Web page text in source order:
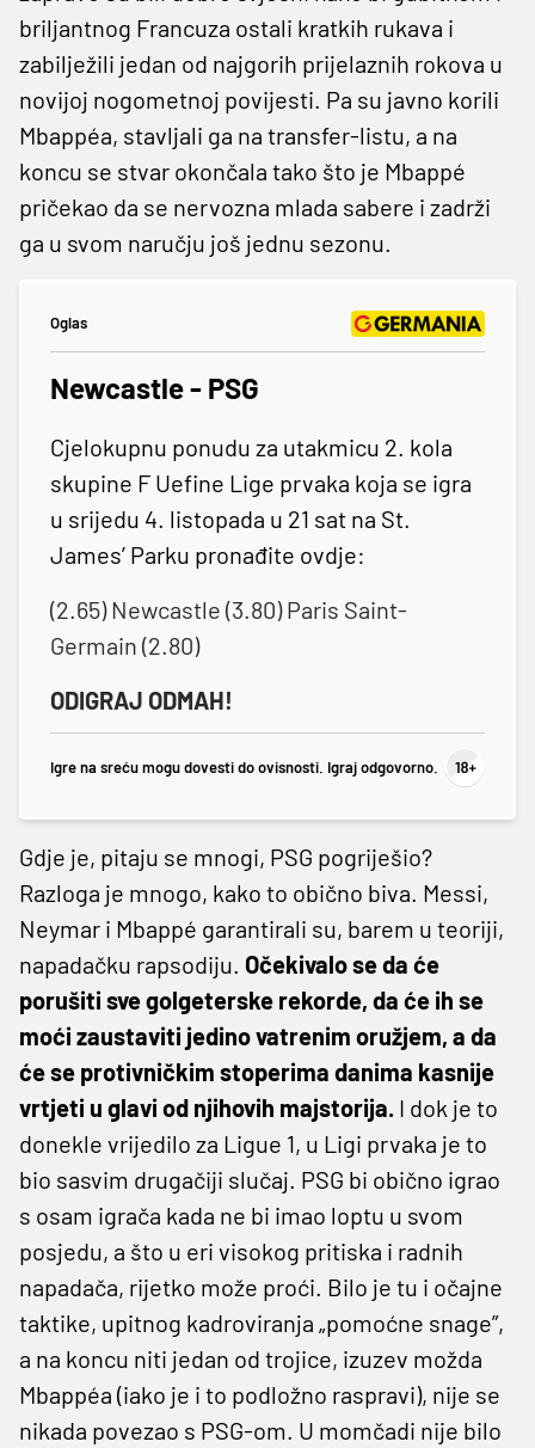
briljantnog Francuza ostali kratkih rukava i
zabilježili jedan od najgorih prijelaznih rokova u
novijoj nogometnoj povijesti. Pa su javno korili
Mbappéa, stavljali ga na transfer-listu, a na
koncu se stvar okončala tako što je Mbappé
pričekao da se nervozna mlada sabere i zadrži
ga u svom naručju još jednu sezonu.
Oglas
Newcastle - PSG
Cjelokupnu ponudu za utakmicu 2. kola
skupine F Uefine Lige prvaka koja se igra
u srijedu 4. listopada u 21 sat na St.
James’ Parku pronađite ovdje:
(2.65) Newcastle (3.80) Paris Saint-
Germain (2.80)
ODIGRAJ ODMAH!
Igre na sreću mogu dovesti do ovisnosti. Igraj odgovorno.
Gdje je, pitaju se mnogi, PSG pogriješio?
Razloga je mnogo, kako to obično biva. Messi,
Neymar i Mbappé garantirali su, barem u teoriji,
napadačku rapsodiju. Očekivalo se da će
porušiti sve golgeterske rekorde, da će ih se
moći zaustaviti jedino vatrenim oružjem, a da
će se protivničkim stoperima danima kasnije
vrtjeti u glavi od njihovih majstorija. I dok je to
donekle vrijedilo za Ligue 1, u Ligi prvaka je to
bio sasvim drugačiji slučaj. PSG bi obično igrao
s osam igrača kada ne bi imao loptu u svom
posjedu, a što u eri visokog pritiska i radnih
napadača, rijetko može proći. Bilo je tu i očajne
taktike, upitnog kadroviranja „pomoćne snage”,
a na koncu niti jedan od trojice, izuzev možda
Mbappéa (iako je i to podložno raspravi), nije se
nikada povezao s PSG-om. U momčadi nije bilo